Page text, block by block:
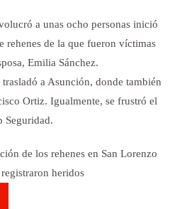
a unas ocho personas inició
rehenes de la que fueron víctimas
Emilia Sánchez.
a Asunción, donde también
Ortiz. Igualmente, se frustró el
Seguridad.
de los rehenes en San Lorenzo
heridos